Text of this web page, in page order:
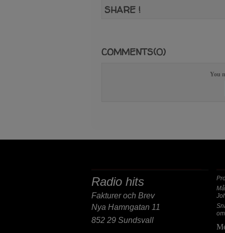
SHARE !
COMMENTS(0)
You
Radio hits
Fakturer och Brev
Nya Hamngatan 11
852 29 Sundsvall